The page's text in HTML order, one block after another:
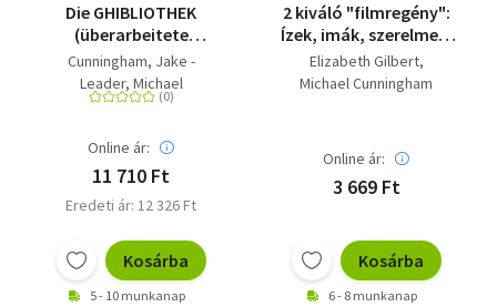
Die GHIBLIOTHEK
(überarbeitete
Neuausgabe) - Der
inoffizielle Guide zu
den Filmen von Studio
Cunningham, Jake -
Leader, Michael
Online ár:
11 710 Ft
Eredeti ár: 12 326 Ft
Kosárba
5 - 10 munkanap
2 kiváló "filmregény":
Ízek, imák, szerelmek,
Otthon a világ végén
Elizabeth Gilbert
Michael Cunningham
Online ár:
3 669 Ft
Kosárba
6 - 8 munkanap